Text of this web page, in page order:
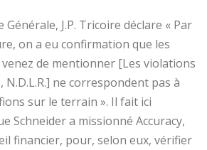
Générale, J.P. Tricoire déclare « Par
on a eu confirmation que les
de mentionner [Les violations
ne correspondent pas à
sur le terrain ». Il fait ici
Schneider a missionné Accuracy,
financier, pour, selon eux, vérifier